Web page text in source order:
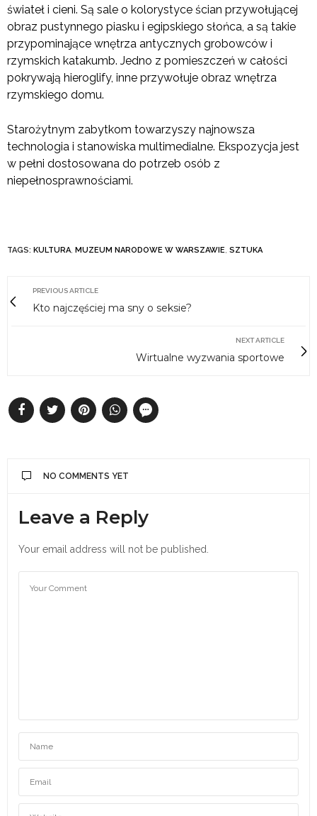
świateł i cieni. Są sale o kolorystyce ścian przywołującej
obraz pustynnego piasku i egipskiego słońca, a są takie
przypominające wnętrza antycznych grobowców i
rzymskich katakumb. Jedno z pomieszczeń w całości
pokrywają hieroglify, inne przywołuje obraz wnętrza
rzymskiego domu.
Starożytnym zabytkom towarzyszy najnowsza
technologia i stanowiska multimedialne. Ekspozycja jest
w pełni dostosowana do potrzeb osób z
niepełnosprawnościami.
TAGS: KULTURA, MUZEUM NARODOWE W WARSZAWIE, SZTUKA
PREVIOUS ARTICLE
Kto najczęściej ma sny o seksie?
NEXT ARTICLE
Wirtualne wyzwania sportowe
NO COMMENTS YET
Leave a Reply
Your email address will not be published.